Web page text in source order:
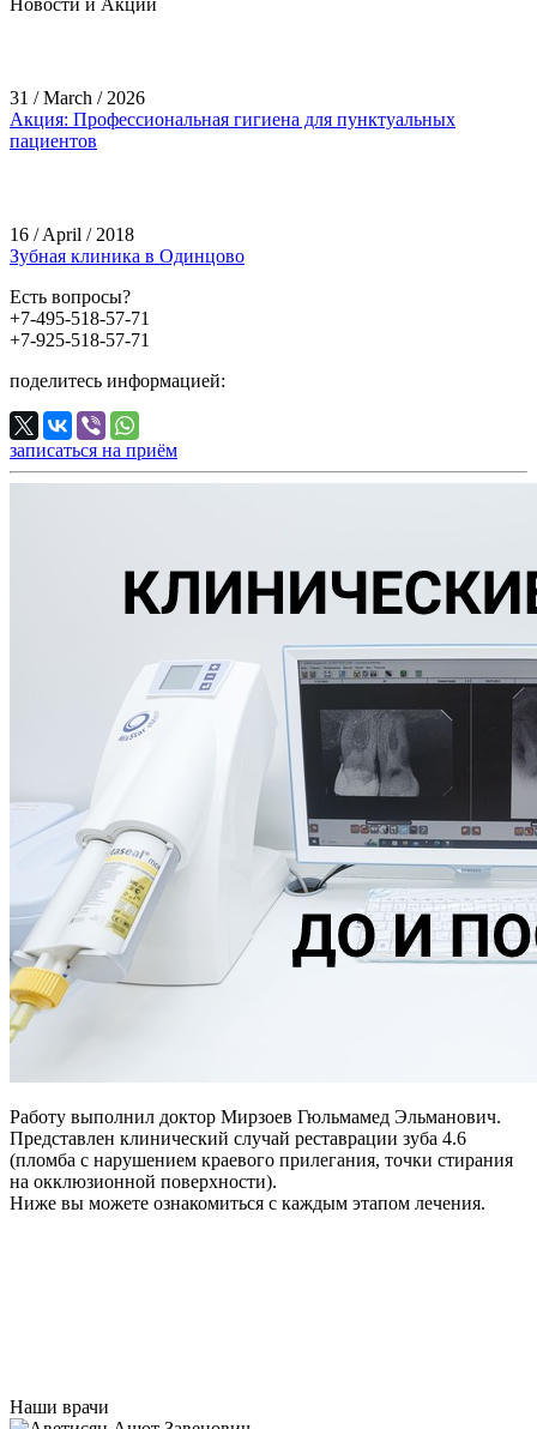
31 / March / 2026
Акция: Профессиональная гигиена для пунктуальных
пациентов
16 / April / 2018
Зубная клиника в Одинцово
Есть вопросы?
+7-495-518-57-71
+7-925-518-57-71
поделитесь информацией:
записаться на приём
Работу выполнил доктор Мирзоев Гюльмамед Эльманович.
Представлен клинический случай реставрации зуба 4.6
(пломба с нарушением краевого прилегания, точки стирания
на окклюзионной поверхности).
Ниже вы можете ознакомиться с каждым этапом лечения.
Наши врачи